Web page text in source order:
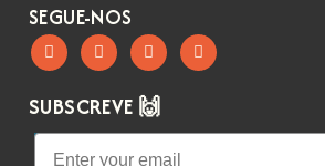
SEGUE-NOS
SUBSCREVE 🙌